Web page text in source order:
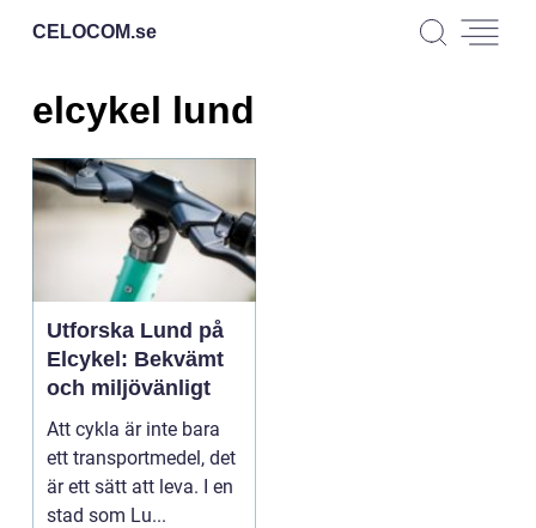
CELOCOM.se
elcykel lund
Utforska Lund på
Elcykel: Bekvämt
och miljövänligt
Att cykla är inte bara
ett transportmedel, det
är ett sätt att leva. I en
stad som Lu...